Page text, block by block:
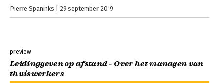
Pierre Spaninks 29 september 2019
preview
Leidinggeven op afstand - Over het managen van
thuiswerkers